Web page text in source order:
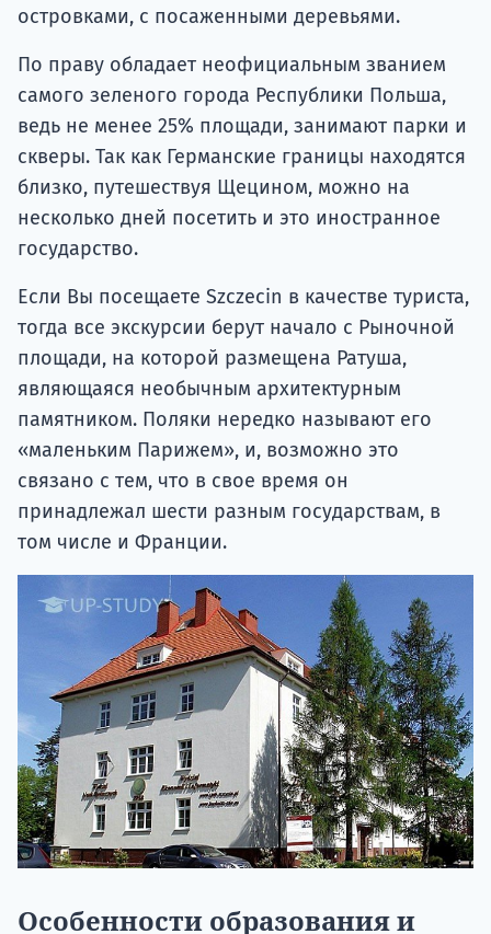
островками, с посаженными деревьями.
По праву обладает неофициальным званием
самого зеленого города Республики Польша,
ведь не менее 25% площади, занимают парки и
скверы. Так как Германские границы находятся
близко, путешествуя Щецином, можно на
несколько дней посетить и это иностранное
государство.
Если Вы посещаете Szczecin в качестве туриста,
тогда все экскурсии берут начало с Рыночной
площади, на которой размещена Ратуша,
являющаяся необычным архитектурным
памятником. Поляки нередко называют его
«маленьким Парижем», и, возможно это
связано с тем, что в свое время он
принадлежал шести разным государствам, в
том числе и Франции.
Особенности образования и